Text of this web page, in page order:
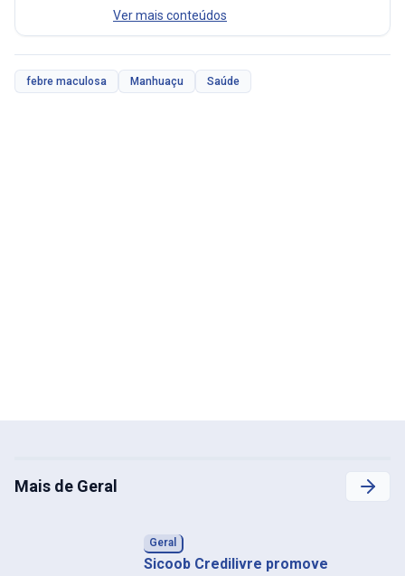
Ver mais conteúdos
febre maculosa Manhuaçu Saúde
Mais de Geral
Geral
Sicoob Credilivre promove